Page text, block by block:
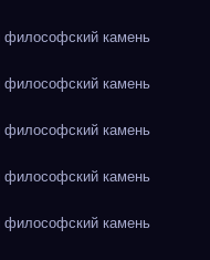
камень
камень
камень
камень
камень